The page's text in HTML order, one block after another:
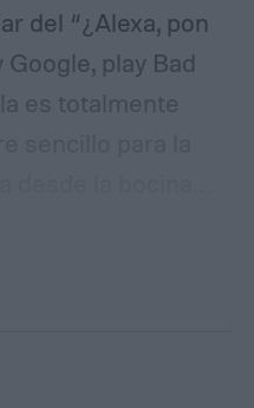
del “¿Alexa, pon
Google, play Bad
es totalmente
y la fluidez
la identidad